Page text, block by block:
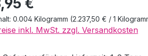
0.004 Kilogramm (2.237,50 € / 1
inkl. MwSt. zzgl. Versandkosten